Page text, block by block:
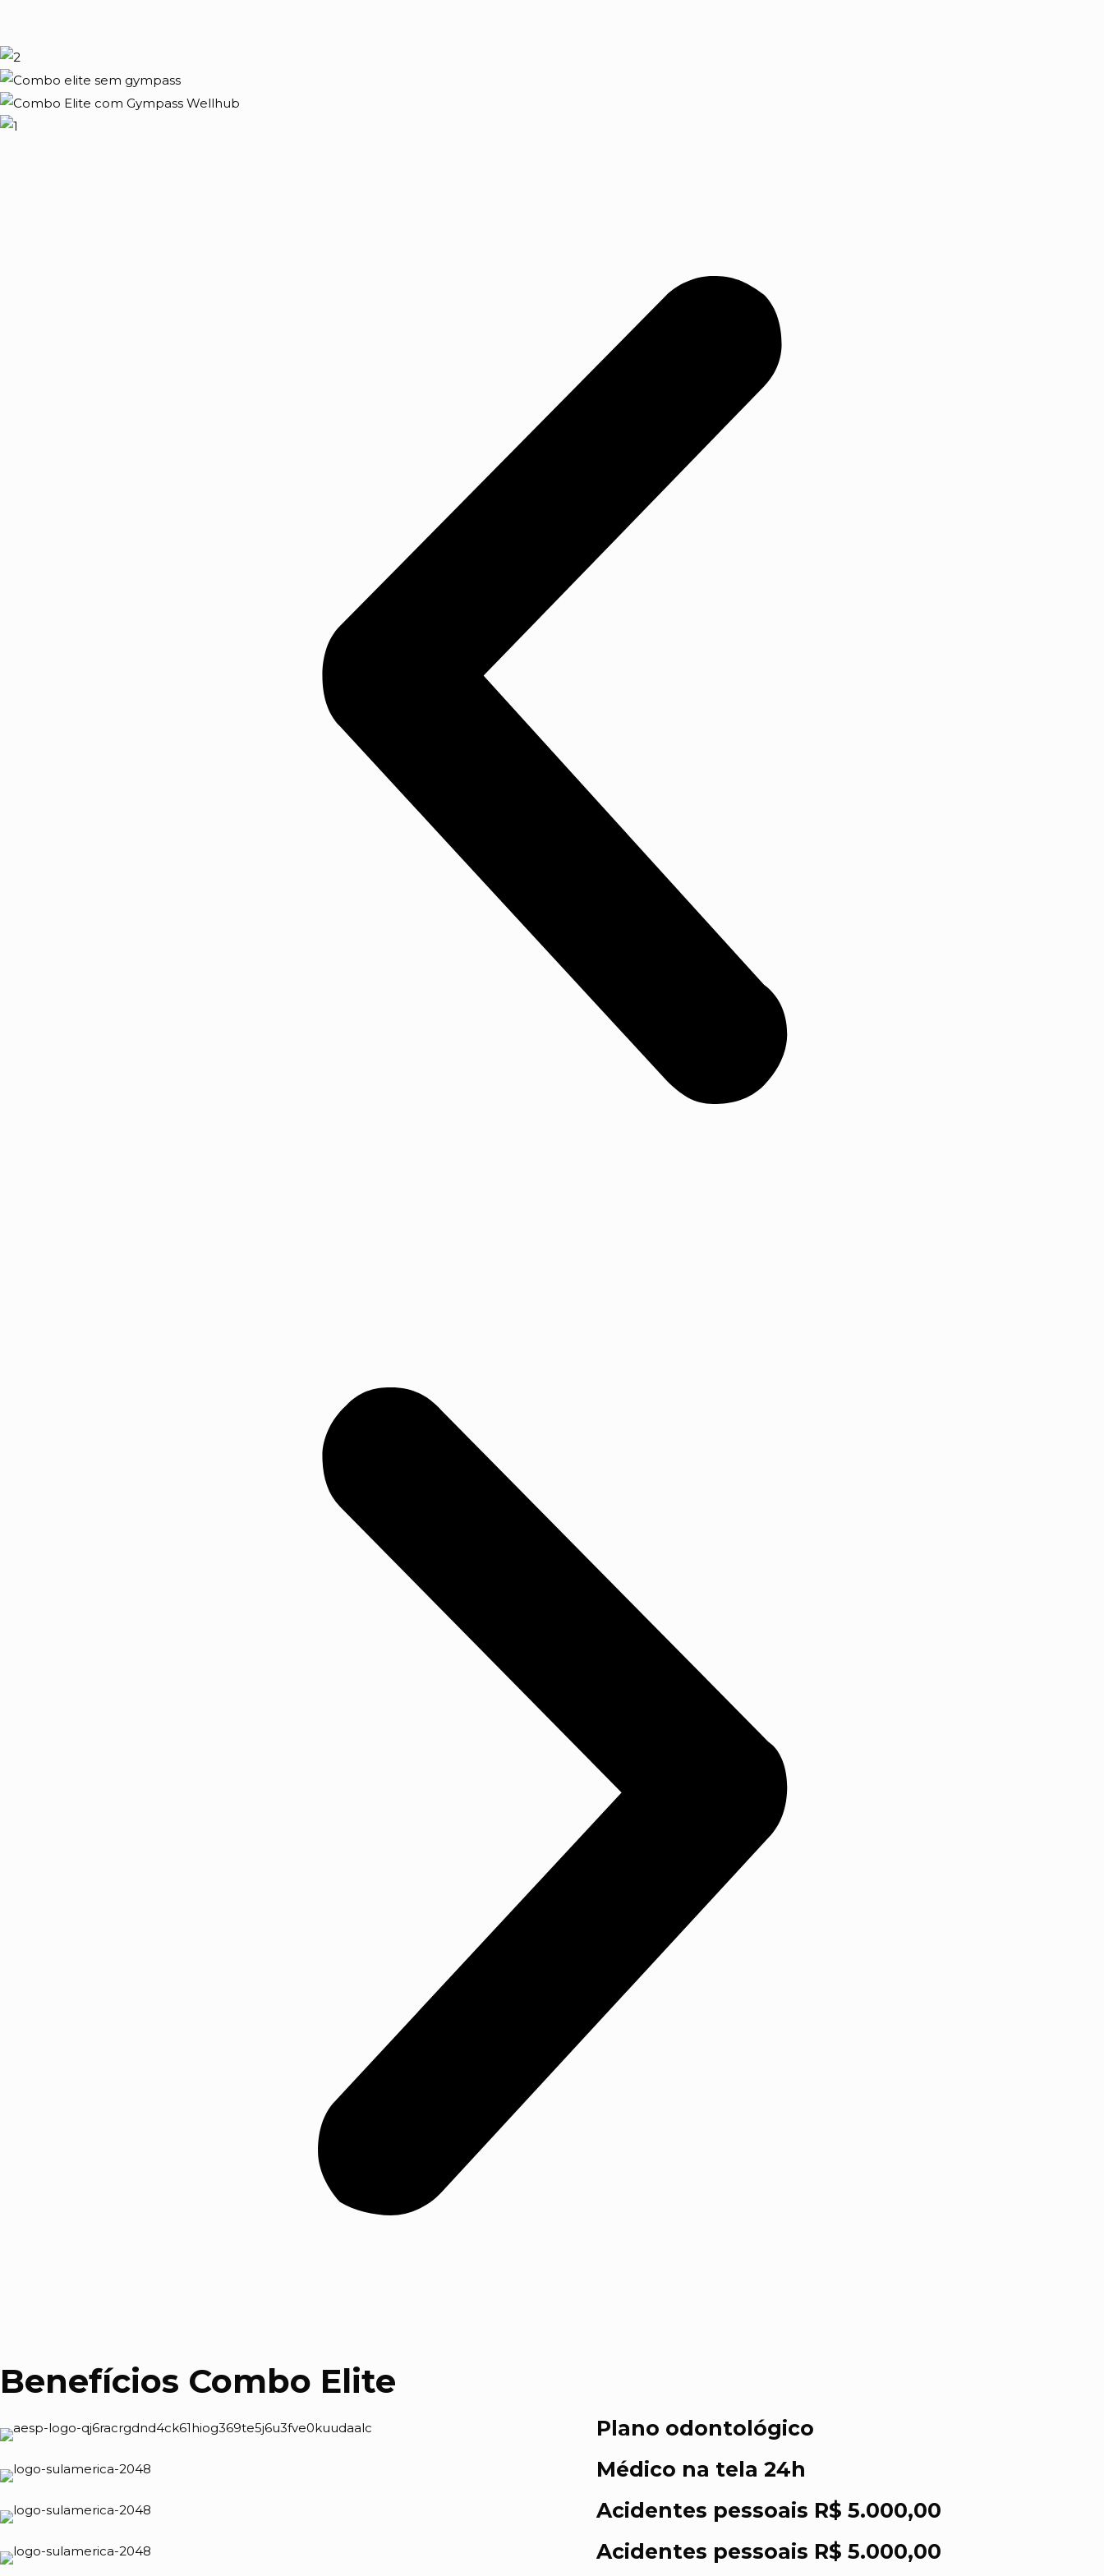
Benefícios Combo Elite
Plano odontológico
Médico na tela 24h
Acidentes pessoais R$ 5.000,00
Acidentes pessoais R$ 5.000,00